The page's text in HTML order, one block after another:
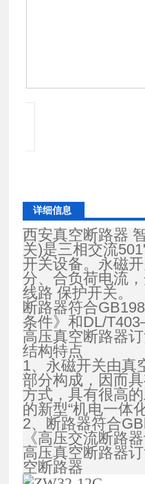
详细信息
西安真空断路器
关)是三相交流
开关设备。永磁
分、合负荷电流
线路 保护开关。
断路器符合
条件》和DL/
高压真空断路器
结构特点
1、永磁开关由真
部分构成，因而
方式，具有很高
的新型“机电一体
2、断路器符合
《高压交流断路
高压真空断路器
空断路器